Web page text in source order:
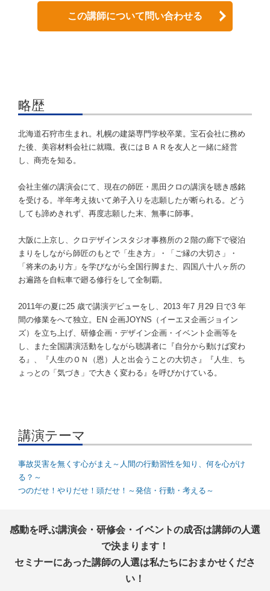
この講師について問い合わせる
略歴
北海道石狩市生まれ。札幌の建築専門学校卒業。宝石会社に務め
た後、美容材料会社に就職。夜にはＢＡＲを友人と一緒に経営
し、商売を知る。
会社主催の講演会にて、現在の師匠・黒田クロの講演を聴き感銘
を受ける。半年考え抜いて弟子入りを志願したが断られる。どう
しても諦めきれず、再度志願した末、無事に師事。
大阪に上京し、クロデザインスタジオ事務所の２階の廊下で寝泊
まりをしながら師匠のもとで「生き方」・「ご縁の大切さ」・
「将来のあり方」を学びながら全国行脚また、四国八十八ヶ所の
お遍路を自転車で廻る修行をして全制覇。
2011年の夏に25 歳で講演デビューをし、2013 年7 月29 日で3 年
間の修業をへて独立。EN 企画JOYNS（イーエヌ企画ジョイン
ズ）を立ち上げ、研修企画・デザイン企画・イベント企画等を
し、また全国講演活動をしながら聴講者に『自分から動けば変わ
る』、『人生のＯＮ（恩）人と出会うことの大切さ』『人生、ち
ょっとの「気づき」で大きく変わる』を呼びかけている。
講演テーマ
事故災害を無くす心がまえ～人間の行動習性を知り、何を心がけ
る？～
つのだせ！やりだせ！頭だせ！～発信・行動・考える～
感動を呼ぶ講演会・研修会・イベントの成否は講師の人選
で決まります！
セミナーにあった講師の人選は私たちにおまかせくださ
い！